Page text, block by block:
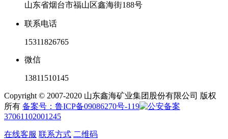
山东省烟台市福山区鑫海街188号
联系电话
15311826765
微信
13811510145
Copyright © 2007-2020 山东鑫海矿业集团股份有限公司 版权
所有 备案号：鲁ICP备09086270号-119
37061102001245
在线客服 联系方式 二维码